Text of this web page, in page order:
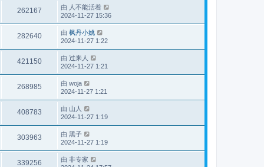
262167 由 人不能活着
2024-11-27 15:36
282640 由 枫丹小姚
2024-11-27 1:22
421150 由 过来人
2024-11-27 1:21
268985 由 woja
2024-11-27 1:21
408783 由 山人
2024-11-27 1:19
303963 由 黑子
2024-11-27 1:19
339256 由 非专家